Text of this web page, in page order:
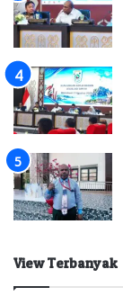
View Terbanyak